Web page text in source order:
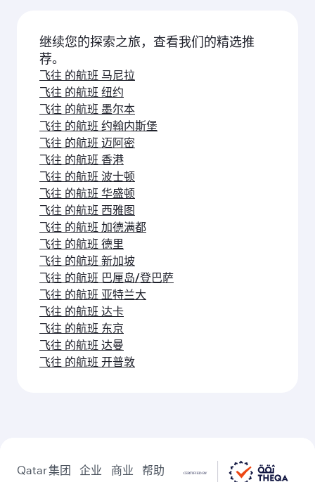
继续您的探索之旅，查看我们的精选推
荐。
飞往 的航班 马尼拉
飞往 的航班 纽约
飞往 的航班 墨尔本
飞往 的航班 约翰内斯堡
飞往 的航班 迈阿密
飞往 的航班 香港
飞往 的航班 波士顿
飞往 的航班 华盛顿
飞往 的航班 西雅图
飞往 的航班 加德满都
飞往 的航班 德里
飞往 的航班 新加坡
飞往 的航班 巴厘岛/登巴萨
飞往 的航班 亚特兰大
飞往 的航班 达卡
飞往 的航班 东京
飞往 的航班 达曼
飞往 的航班 开普敦
Qatar集团
企业
商业
帮助